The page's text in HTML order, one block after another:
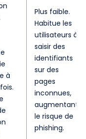
à
Plus faible.
Habitue les
utilisateurs à
saisir des
identifiants
sur des
pages
inconnues,
augmentant
le risque de
phishing.